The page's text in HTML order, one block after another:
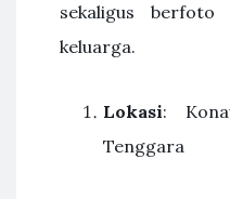
sekaligus
keluarga.
Lokasi:
Tenggara